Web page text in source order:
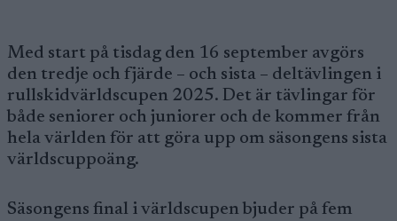
Med start på tisdag den 16 september avgörs
den tredje och fjärde – och sista – deltävlingen i
rullskidvärldscupen 2025. Det är tävlingar för
både seniorer och juniorer och de kommer från
hela världen för att göra upp om säsongens sista
världscuppoäng.
Säsongens final i världscupen bjuder på fem